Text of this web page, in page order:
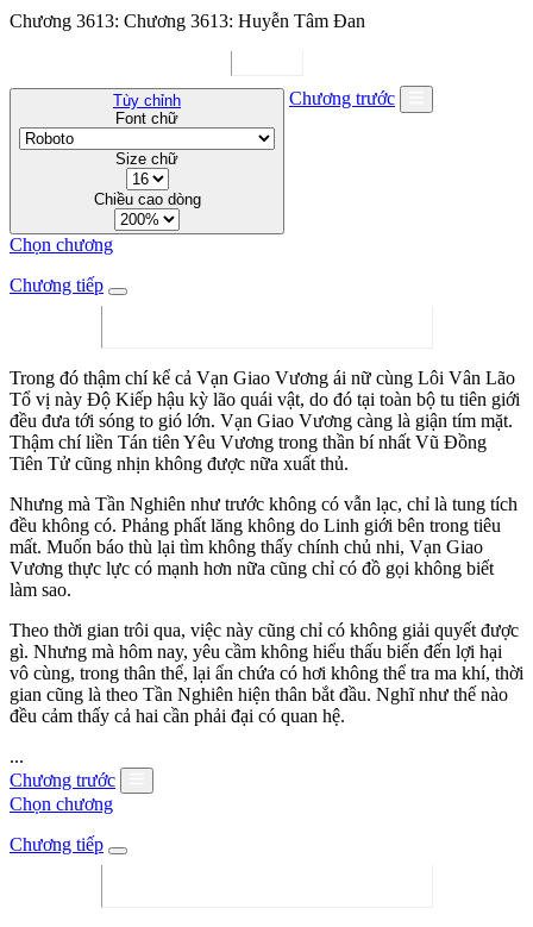
Chương 3613: Chương 3613: Huyễn Tâm Đan
Tùy chỉnh
Font chữ
Size chữ
Chiều cao dòng
Chương trước
Chọn chương
Chương tiếp
Trong đó thậm chí kể cả Vạn Giao Vương ái nữ cùng Lôi Vân Lão
Tổ vị này Độ Kiếp hậu kỳ lão quái vật, do đó tại toàn bộ tu tiên giới
đều đưa tới sóng to gió lớn. Vạn Giao Vương càng là giận tím mặt.
Thậm chí liền Tán tiên Yêu Vương trong thần bí nhất Vũ Đồng
Tiên Tử cũng nhịn không được nữa xuất thủ.
Nhưng mà Tần Nghiên như trước không có vẫn lạc, chỉ là tung tích
đều không có. Phảng phất lăng không do Linh giới bên trong tiêu
mất. Muốn báo thù lại tìm không thấy chính chủ nhi, Vạn Giao
Vương thực lực có mạnh hơn nữa cũng chỉ có đồ gọi không biết
làm sao.
Theo thời gian trôi qua, việc này cũng chỉ có không giải quyết được
gì. Nhưng mà hôm nay, yêu cầm không hiểu thấu biến đến lợi hại
vô cùng, trong thân thể, lại ẩn chứa có hơi không thể tra ma khí, thời
gian cũng là theo Tần Nghiên hiện thân bắt đầu. Nghĩ như thế nào
đều cảm thấy cả hai cần phải đại có quan hệ.
...
Chương trước
Chọn chương
Chương tiếp